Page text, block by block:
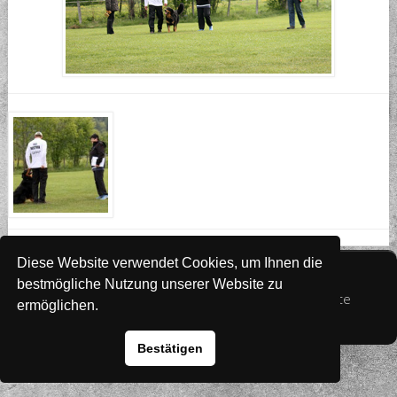
Websitewww.rada-it.com
© 2026 Australian Shepherd - Hovawart - Zuchtstätte
Diese Website verwendet Cookies, um Ihnen die
bestmögliche Nutzung unserer Website zu
ermöglichen.
Bestätigen